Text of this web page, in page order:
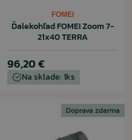
FOMEI
Ďalekohľad FOMEI Zoom 7-
21x40 TERRA
96,20 €
Na sklade: 1ks
Doprava zdarma